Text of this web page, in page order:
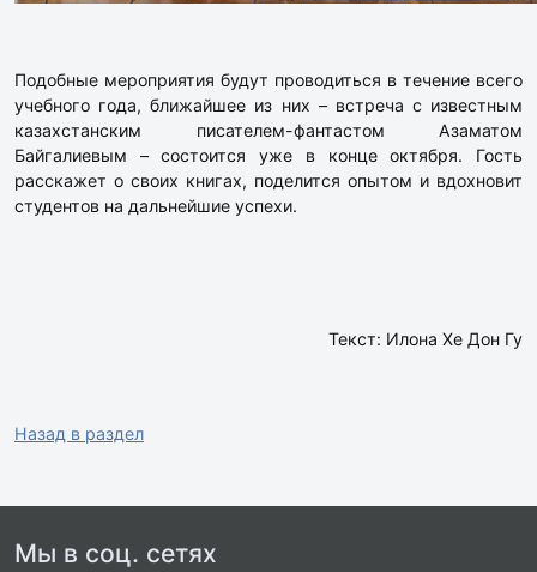
Подобные мероприятия будут проводиться в течение всего
учебного года, ближайшее из них – встреча с известным
казахстанским писателем-фантастом Азаматом
Байгалиевым – состоится уже в конце октября. Гость
расскажет о своих книгах, поделится опытом и вдохновит
студентов на дальнейшие успехи.
Текст: Илона Хе Дон Гу
Назад в раздел
Мы в соц. сетях